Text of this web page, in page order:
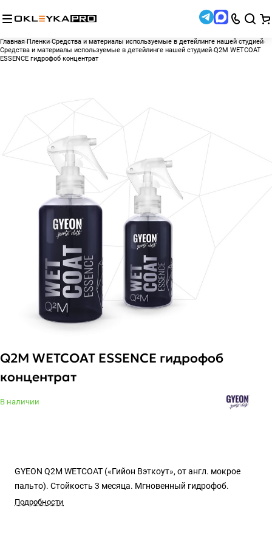
Главная Пленки Средства и материалы используемые в детейлинге нашей студией
Средства и материалы используемые в детейлинге нашей студией Q2M WETCOAT
ESSENCE гидрофоб концентрат
Q2M WETCOAT ESSENCE гидрофоб
концентрат
В наличии
GYEON Q2M WETCOAT («Гийон Вэткоут», от англ. мокрое
пальто). Стойкость 3 месяца. Мгновенный гидрофоб.
Подробности